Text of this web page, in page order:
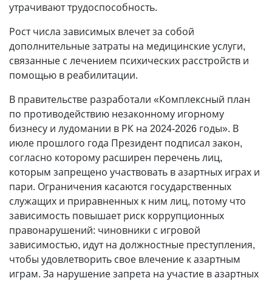
утрачивают трудоспособность.
Рост числа зависимых влечет за собой
дополнительные затраты на медицинские услуги,
связанные с лечением психических расстройств и
помощью в реабилитации.
В правительстве разработали «Комплексный план
по противодействию незаконному игорному
бизнесу и лудомании в РК на 2024-2026 годы». В
июле прошлого года Президент подписал закон,
согласно которому расширен перечень лиц,
которым запрещено участвовать в азартных играх и
пари. Ограничения касаются государственных
служащих и приравненных к ним лиц, потому что
зависимость повышает риск коррупционных
правонарушений: чиновники с игровой
зависимостью, идут на должностные преступления,
чтобы удовлетворить свое влечение к азартным
играм. За нарушение запрета на участие в азартных